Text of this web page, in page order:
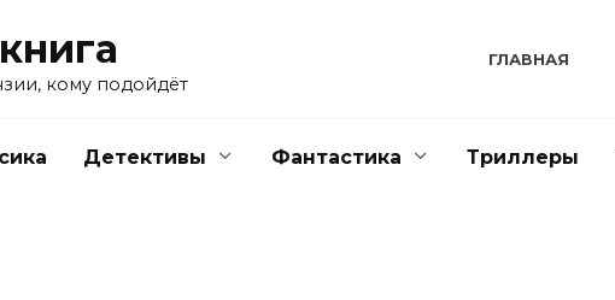
кому подойдёт
ГЛАВНАЯ
Детективы Фантастика Триллеры